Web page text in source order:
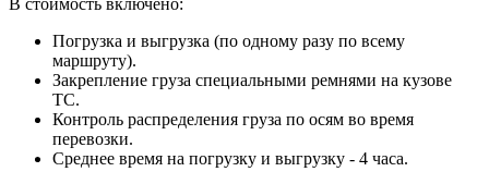
Погрузка и выгрузка (по одному разу по всему
маршруту).
Закрепление груза специальными ремнями на кузове
ТС.
Контроль распределения груза по осям во время
перевозки.
Среднее время на погрузку и выгрузку - 4 часа.